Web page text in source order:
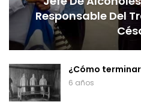
Responsable Del
¿Cómo
6 años